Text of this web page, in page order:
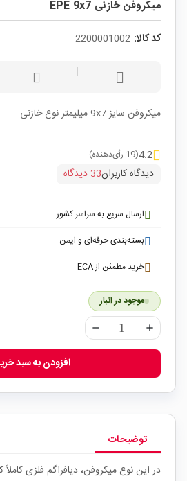
میکروفن خازنی EPE 9x7
کد کالا: 2200001002
میکروفن سایز 9x7 میلیمتر نوع خازنی
4.2(19 رأی‌دهنده)
دیدگاه کاربران33 دیدگاه
ارسال سریع به سراسر کشور
بسته‌بندی حرفه‌ای و ایمن
خرید مطمئن از ECA
موجود در انبار
remove add
افزودن به سبد
توضیحات
در این نوع میکروفن، دیافراگم فلزى